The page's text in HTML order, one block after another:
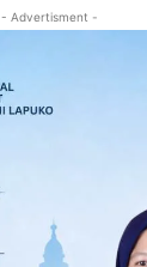
- Advertisment -